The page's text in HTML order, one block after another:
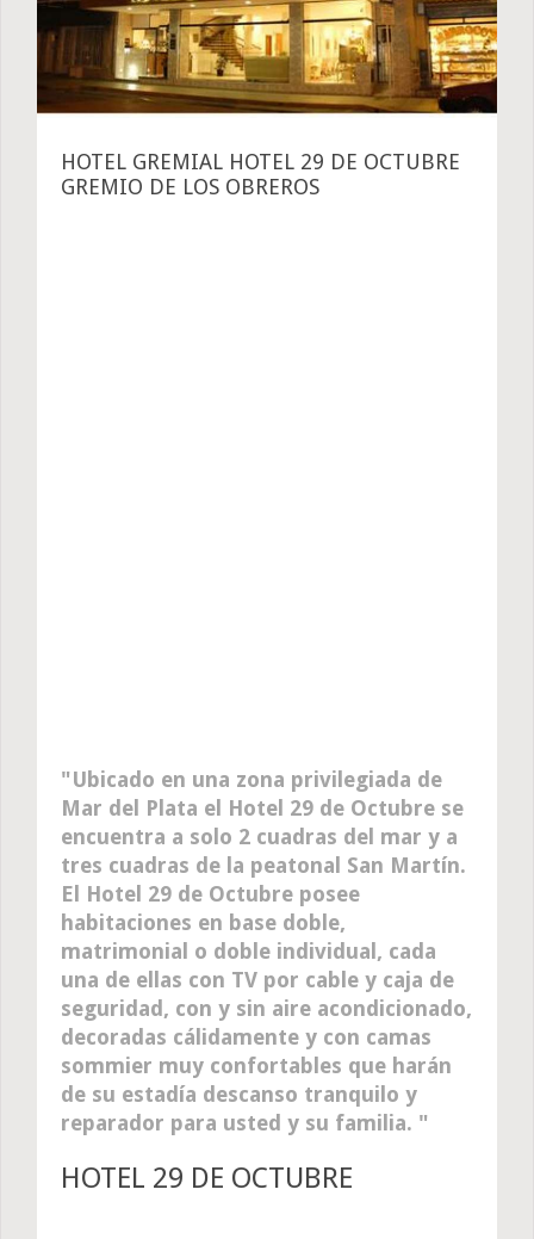
HOTEL GREMIAL HOTEL 29 DE OCTUBRE
GREMIO DE LOS OBREROS
Ubicado en una zona privilegiada de
Mar del Plata el Hotel 29 de Octubre se
encuentra a solo 2 cuadras del mar y a
tres cuadras de la peatonal San Martín.
El Hotel 29 de Octubre posee
habitaciones en base doble,
matrimonial o doble individual, cada
una de ellas con TV por cable y caja de
seguridad, con y sin aire acondicionado,
decoradas cálidamente y con camas
sommier muy confortables que harán
de su estadía descanso tranquilo y
reparador para usted y su familia.
HOTEL 29 DE OCTUBRE